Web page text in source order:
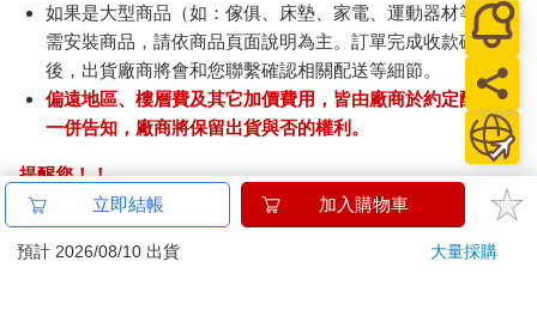
如果是大型商品（如：傢俱、床墊、家電、運動器材等）及
需安裝商品，請依商品頁面說明為主。訂單完成收款確認
後，出貨廠商將會和您聯繫確認相關配送等細節。
偏遠地區、樓層費及其它加價費用，皆由廠商於約定配送時
一併告知，廠商將保留出貨與否的權利。
提醒您！！
金石堂及銀行均不會請您操作ATM! 如接獲電話要求您前往
ATM提款機，請不要聽從指示，以免受騙上當！
立即結帳 加入購物車
預計 2026/08/10 出貨 大量採購